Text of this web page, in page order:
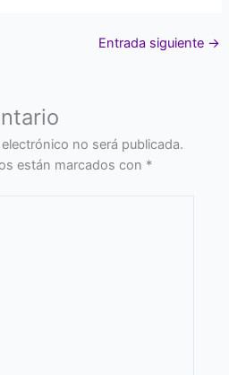
Entrada siguiente →
no será publicada.
están marcados con *